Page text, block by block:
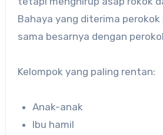
Bahaya yang diterima
sama besarnya dengan
Kelompok yang paling rentan:
Anak-anak
Ibu hamil